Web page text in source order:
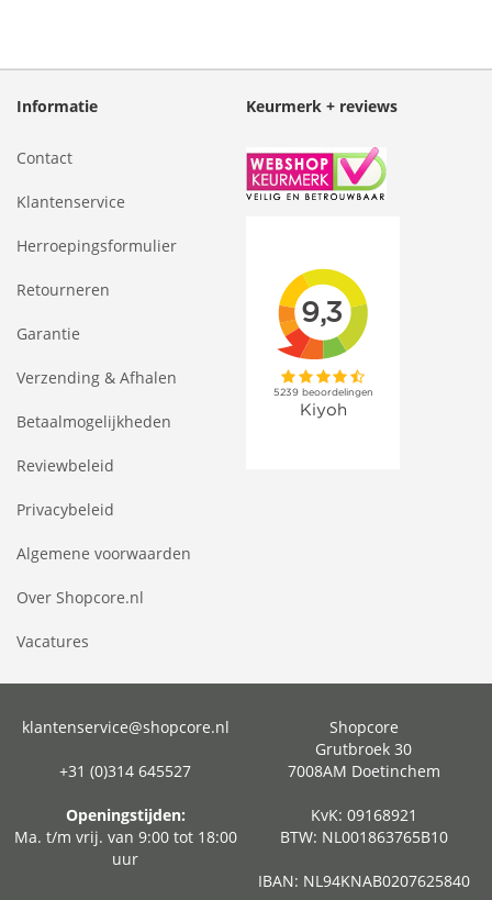
Informatie
Contact
Klantenservice
Herroepingsformulier
Retourneren
Garantie
Verzending & Afhalen
Betaalmogelijkheden
Reviewbeleid
Privacybeleid
Algemene voorwaarden
Over Shopcore.nl
Vacatures
Keurmerk + reviews
klantenservice@shopcore.nl
+31 (0)314 645527
Openingstijden:
Ma. t/m vrij. van 9:00 tot 18:00
uur
Shopcore
Grutbroek 30
7008AM Doetinchem
KvK: 09168921
BTW: NL001863765B10
IBAN: NL94KNAB0207625840